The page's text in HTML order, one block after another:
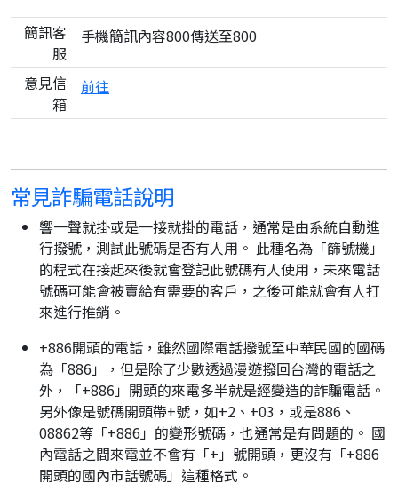
簡訊客
服
手機簡訊內容800傳送至800
意見信
箱
前往
常見詐騙電話說明
響一聲就掛或是一接就掛的電話，通常是由系統自動進
行撥號，測試此號碼是否有人用。 此種名為「篩號機」
的程式在接起來後就會登記此號碼有人使用，未來電話
號碼可能會被賣給有需要的客戶，之後可能就會有人打
來進行推銷。
+886開頭的電話，雖然國際電話撥號至中華民國的國碼
為「886」，但是除了少數透過漫遊撥回台灣的電話之
外，「+886」開頭的來電多半就是經變造的詐騙電話。
另外像是號碼開頭帶+號，如+2、+03，或是886、
08862等「+886」的變形號碼，也通常是有問題的。 國
內電話之間來電並不會有「+」號開頭，更沒有「+886
開頭的國內市話號碼」這種格式。